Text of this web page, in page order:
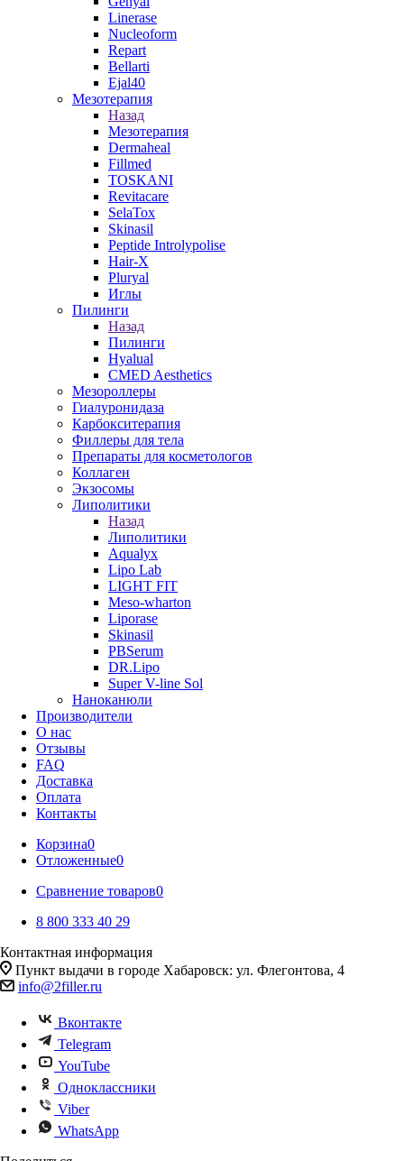
Linerase
Nucleoform
Repart
Bellarti
Ejal40
Мезотерапия
Назад
Мезотерапия
Dermaheal
Fillmed
TOSKANI
Revitacare
SelaTox
Skinasil
Peptide Introlypolise
Hair-X
Pluryal
Иглы
Пилинги
Назад
Пилинги
Hyalual
CMED Aesthetics
Мезороллеры
Гиалуронидаза
Карбокситерапия
Филлеры для тела
Препараты для косметологов
Коллаген
Экзосомы
Липолитики
Назад
Липолитики
Aqualyx
Lipo Lab
LIGHT FIT
Meso-wharton
Liporase
Skinasil
PBSerum
DR.Lipo
Super V-line Sol
Наноканюли
Производители
О нас
Отзывы
FAQ
Доставка
Оплата
Контакты
Корзина0
Отложенные0
Сравнение товаров0
8 800 333 40 29
Контактная информация
Пункт выдачи в городе Хабаровск: ул. Флегонтова, 4
info@2filler.ru
Вконтакте
Telegram
YouTube
Одноклассники
Viber
WhatsApp